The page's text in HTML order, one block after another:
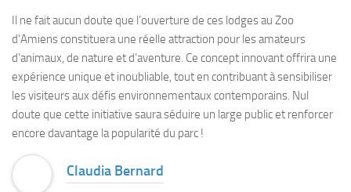
Il ne fait aucun doute que l’ouverture de ces lodges au Zoo
d’Amiens constituera une réelle attraction pour les amateurs
d’animaux, de nature et d’aventure. Ce concept innovant offrira une
expérience unique et inoubliable, tout en contribuant à sensibiliser
les visiteurs aux défis environnementaux contemporains. Nul
doute que cette initiative saura séduire un large public et renforcer
encore davantage la popularité du parc !
Claudia Bernard